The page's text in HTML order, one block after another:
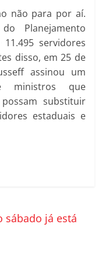
não para por aí.
Planejamento
servidores
disso, em 25 de
assinou um
ministros que
substituir
estaduais e
sábado já está